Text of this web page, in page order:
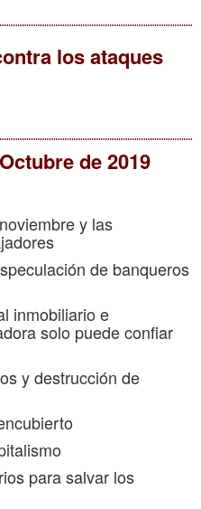
los ataques
de 2019
y las
de banqueros
inmobiliario e
solo puede confiar
y destrucción de
para salvar los